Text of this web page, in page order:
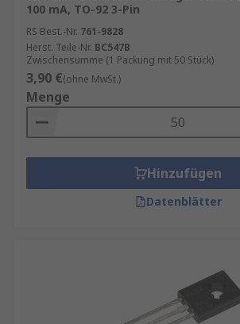
100 mA, TO-92 3-Pin
RS Best.-Nr. 761-9828
Herst. Teile-Nr. BC547B
Zwischensumme (1 Packung mit 50 Stück)
3,90 €(ohne MwSt.)
Menge
Hinzufügen
Datenblätter